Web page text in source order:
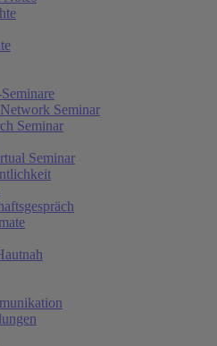
Seminar
Seminar
Seminar